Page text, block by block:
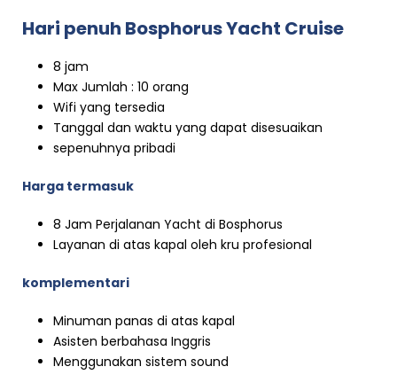
Hari penuh Bosphorus Yacht Cruise
8 jam
Max Jumlah : 10 orang
Wifi yang tersedia
Tanggal dan waktu yang dapat disesuaikan
sepenuhnya pribadi
Harga termasuk
8 Jam Perjalanan Yacht di Bosphorus
Layanan di atas kapal oleh kru profesional
komplementari
Minuman panas di atas kapal
Asisten berbahasa Inggris
Menggunakan sistem sound